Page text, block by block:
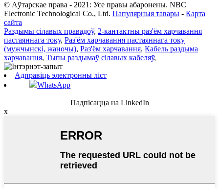
© Аўтарскае права - 2021: Усе правы абаронены. NBC
Electronic Technological Co., Ltd. Папулярныя тавары - Карта
сайта
Раздымы сілавых правадоў, 2-кантактны раз'ём харчавання
пастаяннага току, Раз'ём харчавання пастаяннага току
(мужчынскі, жаночы), Раз'ём харчавання, Кабель раздыма
харчавання, Тыпы раздымаў сілавых кабеляў,
Адправіць электронны ліст
WhatsApp
Падпісацца на LinkedIn
x